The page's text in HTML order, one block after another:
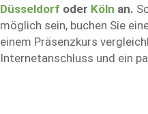
Düsseldorf oder Köln an.
möglich sein, buchen Sie
einem Präsenzkurs
Internetanschluss und ein